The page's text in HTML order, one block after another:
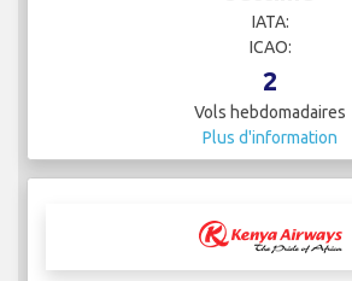
ICAO:
122
Vols hebdomadaires
Plus d'information